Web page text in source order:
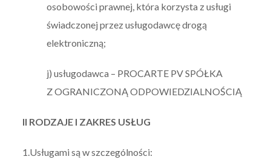
osobowości prawnej, która korzysta z usługi
świadczonej przez usługodawcę drogą
elektroniczną;
j) usługodawca – PROCARTE PV SPÓŁKA
Z OGRANICZONĄ ODPOWIEDZIALNOŚCIĄ
II RODZAJE I ZAKRES USŁUG
1.Usługami są w szczególności: